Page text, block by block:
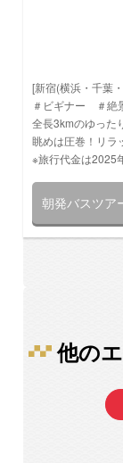
[新宿(横浜・千葉
＃ビギナー ＃絶
全長3kmのゆった
眺めは圧巻！リラ
※旅行代金は2025
朝発バスツア
他の